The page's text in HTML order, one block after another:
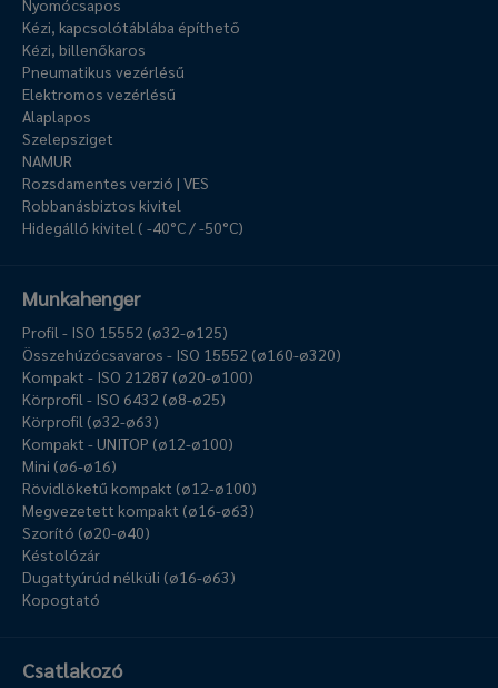
Nyomócsapos
Kézi, kapcsolótáblába építhető
Kézi, billenőkaros
Pneumatikus vezérlésű
Elektromos vezérlésű
Alaplapos
Szelepsziget
NAMUR
Rozsdamentes verzió | VES
Robbanásbiztos kivitel
Hidegálló kivitel ( -40°C / -50°C)
Munkahenger
Profil - ISO 15552 (ø32-ø125)
Összehúzócsavaros - ISO 15552 (ø160-ø320)
Kompakt - ISO 21287 (ø20-ø100)
Körprofil - ISO 6432 (ø8-ø25)
Körprofil (ø32-ø63)
Kompakt - UNITOP (ø12-ø100)
Mini (ø6-ø16)
Rövidlöketű kompakt (ø12-ø100)
Megvezetett kompakt (ø16-ø63)
Szorító (ø20-ø40)
Késtolózár
Dugattyúrúd nélküli (ø16-ø63)
Kopogtató
Csatlakozó